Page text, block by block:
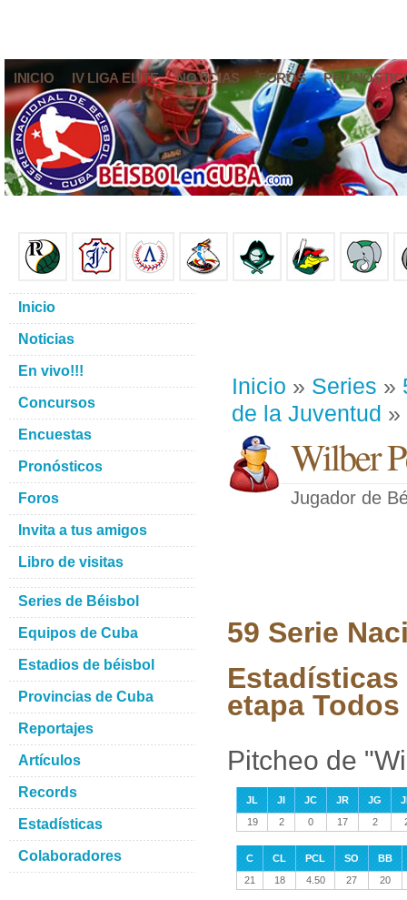
INICIO IV LIGA ELITE NOTICIAS FOROS
Inicio » Series »
de la Juventud »
Wilber
Jugador de
59 Serie
Estadísticas
etapa
Pitcheo de
JL JI JC JR JG
19
2 0 17 2
C CL PCL SO
BB
21
18 4.50 27 20
Inicio
Noticias
En vivo!!!
Concursos
Encuestas
Pronósticos
Foros
Invita a tus amigos
Libro de visitas
Series de Béisbol
Equipos de Cuba
Estadios de béisbol
Provincias de Cuba
Reportajes
Artículos
Records
Estadísticas
Colaboradores